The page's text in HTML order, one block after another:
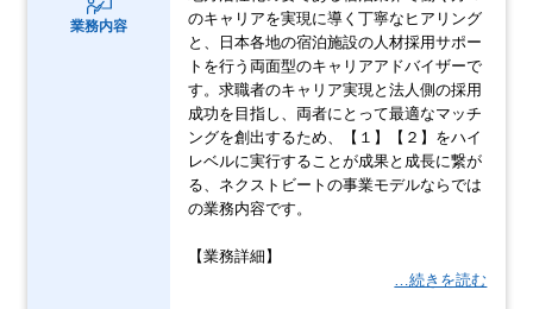
業務内容
のキャリアを実現に導く丁寧なヒアリング
と、日本各地の宿泊施設の人材採用サポー
トを行う両面型のキャリアアドバイザーで
す。求職者のキャリア実現と法人側の採用
成功を目指し、両者にとって最適なマッチ
ングを創出するため、【１】【２】をハイ
レベルに実行することが成果と成長に繋が
る、ネクストビートの事業モデルならでは
の業務内容です。
【業務詳細】
…続きを読む